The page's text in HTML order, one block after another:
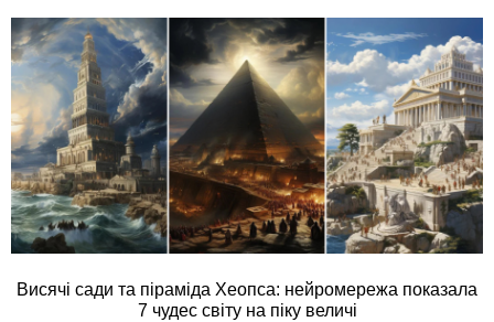
Висячі сади та піраміда Хеопса: нейромережа показала
7 чудес світу на піку величі